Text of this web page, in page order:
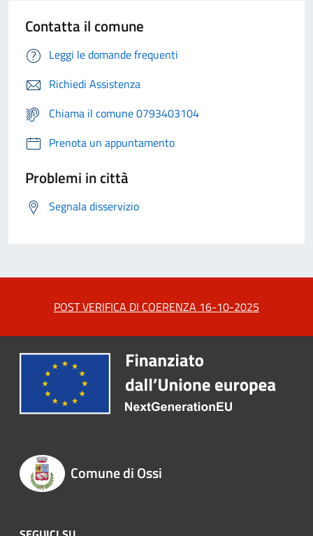
Contatta il comune
Leggi le domande frequenti
Richiedi Assistenza
Chiama il comune 0793403104
Prenota un appuntamento
Problemi in città
Segnala disservizio
POST VERIFICA DI COERENZA 16-10-2025
Comune di Ossi